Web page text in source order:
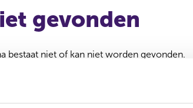
gevonden
bestaat niet of kan niet worden gevonden.